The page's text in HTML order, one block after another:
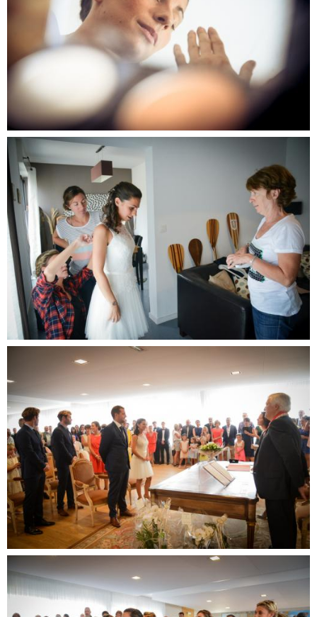
CONTACT
GALERIE PERSO
06.72.18.11.01.
infos@tandemphoto.fr